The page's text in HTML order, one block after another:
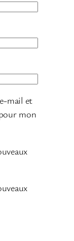
mail et
mon